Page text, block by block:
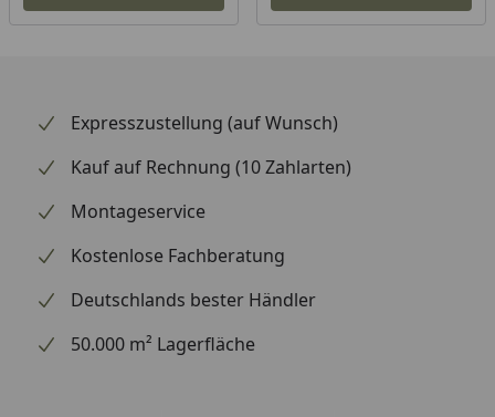
Expresszustellung (auf Wunsch)
Kauf auf Rechnung (10 Zahlarten)
Montageservice
Kostenlose Fachberatung
Deutschlands bester Händler
50.000 m² Lagerfläche